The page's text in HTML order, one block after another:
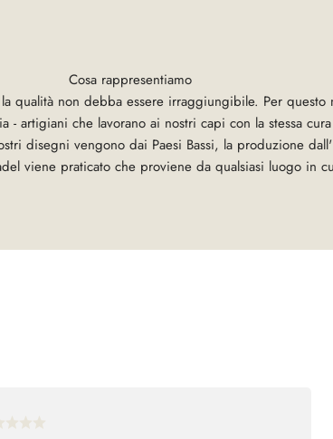
Cosa rappresentiamo
qualità non debba essere irraggiungibile. Per questo
- artigiani che lavorano ai nostri capi con la stessa
disegni vengono dai Paesi Bassi, la produzione
viene praticato che proviene da qualsiasi luogo in